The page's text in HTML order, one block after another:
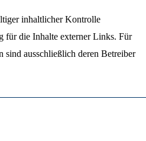
inhaltlicher Kontrolle
für die Inhalte externer Links. Für
sind ausschließlich deren Betreiber